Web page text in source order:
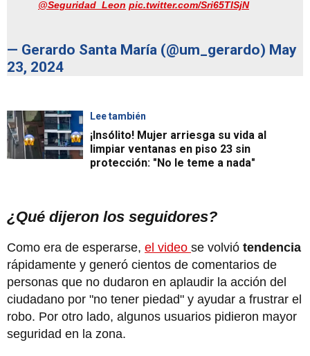
@Seguridad_Leon pic.twitter.com/Sri65TISjN
— Gerardo Santa María (@um_gerardo) May
23, 2024
Lee también
¡Insólito! Mujer arriesga su vida al
limpiar ventanas en piso 23 sin
protección: "No le teme a nada"
¿Qué dijeron los seguidores?
Como era de esperarse, el video se volvió tendencia
rápidamente y generó cientos de comentarios de
personas que no dudaron en aplaudir la acción del
ciudadano por "no tener piedad" y ayudar a frustrar el
robo. Por otro lado, algunos usuarios pidieron mayor
seguridad en la zona.